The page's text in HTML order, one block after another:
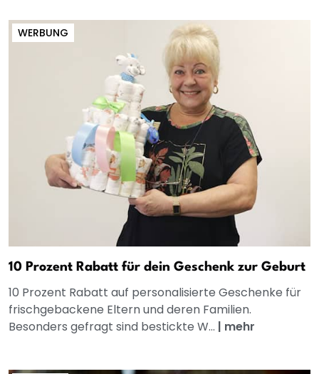
WERBUNG
10 Prozent Rabatt für dein Geschenk zur Geburt
10 Prozent Rabatt auf personalisierte Geschenke für
frischgebackene Eltern und deren Familien.
Besonders gefragt sind bestickte W... | mehr